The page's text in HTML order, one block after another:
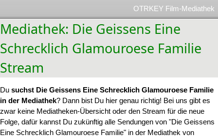
OTRKEY Film-Mediathek
Mediathek: Die Geissens Eine
Schrecklich Glamouroese Familie
Stream
Du suchst Die Geissens Eine Schrecklich Glamouroese Familie
in der Mediathek? Dann bist Du hier genau richtig! Bei uns gibt es
zwar keine Mediatheken-Übersicht oder den Stream für die neue
Folge, dafür kannst Du zukünftig alle Sendungen von "Die Geissens
Eine Schrecklich Glamouroese Familie" in der Mediathek von